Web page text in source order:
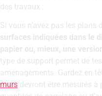
des travaux :
Si vous n’avez pas les plans
surfaces indiquées dans le
papier ou, mieux, une
type de support permet de
aménagements. Gardez en
murs devront être mesurés